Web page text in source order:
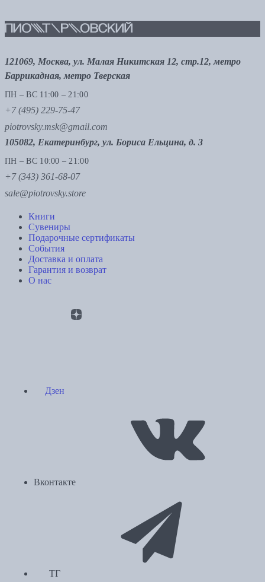
121069, Москва, ул. Малая Никитская 12, стр.12, метро
Баррикадная, метро Тверская
ПН – ВС 11:00 – 21:00
+7 (495) 229-75-47
piotrovsky.msk@gmail.com
105082, Екатеринбург, ул. Бориса Ельцина, д. 3
ПН – ВС 10:00 – 21:00
+7 (343) 361-68-07
sale@piotrovsky.store
Книги
Сувениры
Подарочные сертификаты
События
Доставка и оплата
Гарантия и возврат
О нас
Дзен
Вконтакте
ТГ